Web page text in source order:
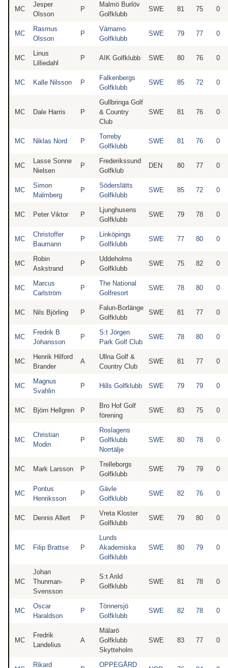
MC
Jesper
Olsson
P
Malmö Burlöv
Golfklubb
SWE 81 75 0
MC
Rasmus
Olsson
P
Värnamo
Golfklubb
SWE 79 77 0
MC
Linus
Lilliedahl
P AIK Golfklubb SWE 80 76 0
MC Kalle Nilsson P
Falkenbergs
Golfklubb
SWE 85 72 0
MC Dale Harris P
Gullbringa Golf
& Country
Club
SWE 81 76 0
MC Niklas Nord P
Torreby
Golfklubb
SWE 81 76 0
MC
Lasse Sonne
Nielsen
P
Frederikssund
Golfklub
DEN 80 77 0
MC
Simon
Malmberg
P
Söderslätts
Golfklubb
SWE 85 72 0
MC Peter Viktor P
Ljunghusens
Golfklubb
SWE 79 78 0
MC
Christoffer
Baumann
P
Linköpings
Golfklubb
SWE 77 80 0
MC
Robin
Askstrand
P
Uddeholms
Golfklubb
SWE 75 82 0
MC
Marcus
Carlström
P
The National
Golfresort
SWE 78 80 0
MC Nils Björling P
Falun-Borlänge
Golfklubb
SWE 81 77 0
MC
Fredrik B
Johansson
P
S:t Jörgen
Park Golf Club
SWE 78 80 0
MC
Henrik Hilford
Brander
A
Ullna Golf &
Country Club
SWE 81 77 0
MC
Magnus
Svahlin
P Hills Golfklubb SWE 79 79 0
MC Björn Hellgren P
Bro Hof Golf
förening
SWE 83 75 0
MC
Christian
Modin
P
Roslagens
Golfklubb
Norrtälje
SWE 80 78 0
MC Mark Larsson P
Trelleborgs
Golfklubb
SWE 79 79 0
MC
Pontus
Henriksson
P
Gävle
Golfklubb
SWE 82 76 0
MC Dennis Allert P
Vreta Kloster
Golfklubb
SWE 79 80 0
MC Filip Brattse P
Lunds
Akademiska
Golfklubb
SWE 80 79 0
MC
Johan
Thunman-
Svensson
P
S:t Arild
Golfklubb
SWE 81 78 0
MC
Oscar
Haraldson
P
Tönnersjö
Golfklubb
SWE 82 78 0
MC
Fredrik
Landelius
A
Mälarö
Golfklubb
Skytteholm
SWE 83 77 0
Rikard OPPEGÅRD